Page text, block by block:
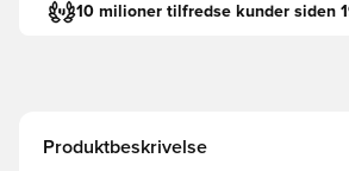
10 milioner tilfredse kunder siden
Produktbeskrivelse